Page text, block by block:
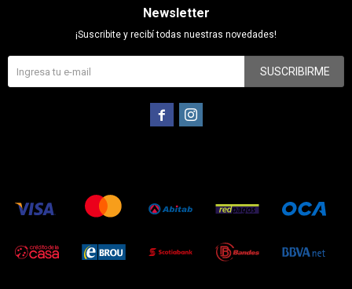
Newsletter
¡Suscribite y recibí todas nuestras novedades!
SUSCRIBIRME
 